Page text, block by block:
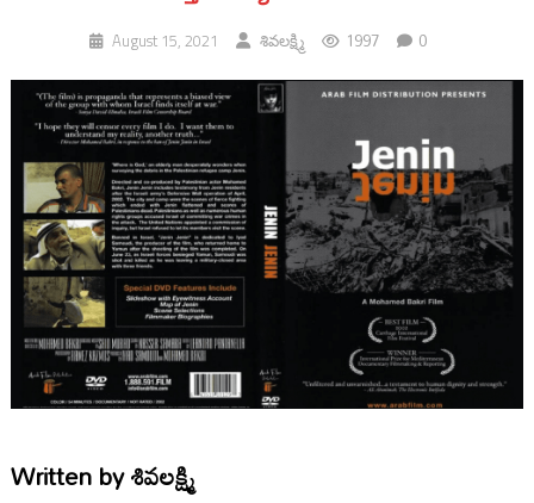
August 15, 2021 శివల‌క్ష్మి 1997 0
Written byశివల‌క్ష్మి